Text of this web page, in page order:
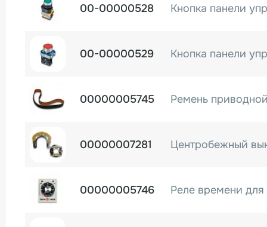
00-00000528
00-00000529
00000005745
00000007281 Центробежный
00000005746